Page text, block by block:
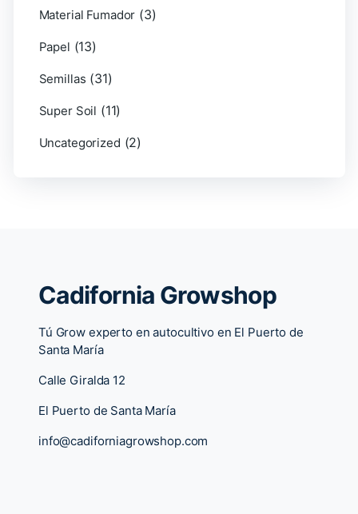
Material Fumador (3)
Papel (13)
Semillas (31)
Super Soil (11)
Uncategorized (2)
Cadifornia Growshop
Tú Grow experto en autocultivo en El Puerto de
Santa María
Calle Giralda 12
El Puerto de Santa María
info@cadiforniagrowshop.com